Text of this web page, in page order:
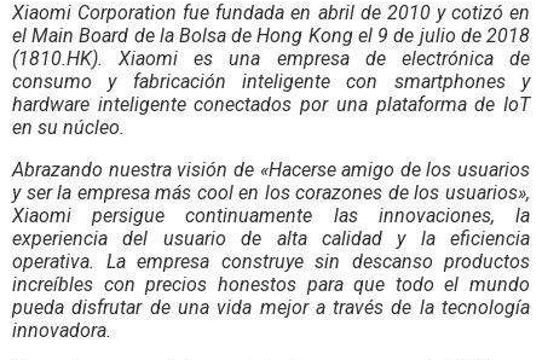
Xiaomi Corporation fue fundada en abril de 2010 y cotizó en
el Main Board de la Bolsa de Hong Kong el 9 de julio de 2018
(1810.HK). Xiaomi es una empresa de electrónica de
consumo y fabricación inteligente con smartphones y
hardware inteligente conectados por una plataforma de IoT
en su núcleo.
Abrazando nuestra visión de «Hacerse amigo de los usuarios
y ser la empresa más cool en los corazones de los usuarios»,
Xiaomi persigue continuamente las innovaciones, la
experiencia del usuario de alta calidad y la eficiencia
operativa. La empresa construye sin descanso productos
increíbles con precios honestos para que todo el mundo
pueda disfrutar de una vida mejor a través de la tecnología
innovadora.